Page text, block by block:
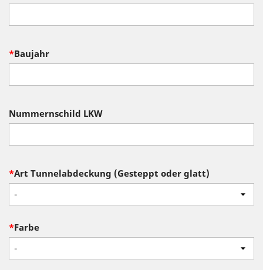
*Baujahr
Nummernschild LKW
*Art Tunnelabdeckung (Gesteppt oder glatt)
-
*Farbe
-